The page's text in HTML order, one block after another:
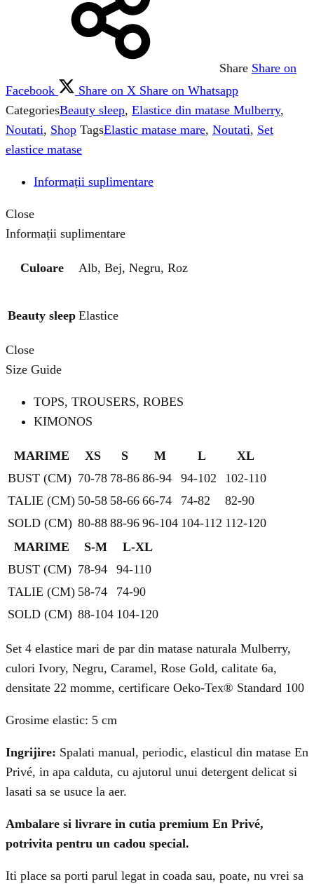
Share Share on
Facebook
Share on X Share on Whatsapp
CategoriesBeauty sleep, Elastice din matase Mulberry,
Noutati, Shop TagsElastic matase mare, Noutati, Set
elastice matase
Informații suplimentare
Close
Informații suplimentare
Culoare Alb, Bej, Negru, Roz
Beauty sleep Elastice
Close
Size Guide
TOPS, TROUSERS, ROBES
KIMONOS
MARIME XS S M L
XL
BUST (CM) 70-78 78-86 86-94 94-102
102-110
TALIE (CM) 50-58 58-66 66-74 74-82
82-90
SOLD (CM) 80-88 88-96 96-104 104-112 112-120
MARIME
S-M
L-XL
BUST (CM) 78-94
94-110
TALIE (CM) 58-74
74-90
SOLD (CM) 88-104 104-120
Set 4 elastice mari de par din matase naturala Mulberry,
culori Ivory, Negru, Caramel, Rose Gold, calitate 6a,
densitate 22 momme, certificare Oeko-Tex® Standard 100
Grosime elastic: 5 cm
Ingrijire: Spalati manual, periodic, elasticul din matase En
Privé, in apa calduta, cu ajutorul unui detergent delicat si
lasati sa se usuce la aer.
Ambalare si livrare in cutia premium En Privé,
potrivita pentru un cadou special.
Iti place sa porti parul legat in coada sau, poate, nu vrei sa